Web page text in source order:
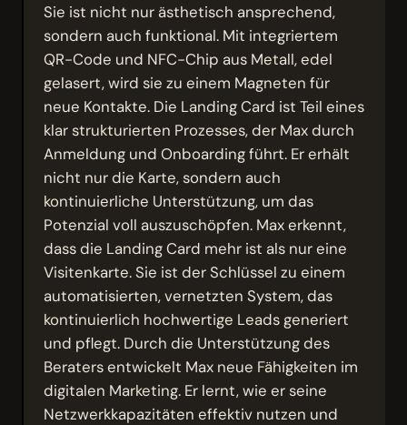
Sie ist nicht nur ästhetisch ansprechend,
sondern auch funktional. Mit integriertem
QR-Code und NFC-Chip aus Metall, edel
gelasert, wird sie zu einem Magneten für
neue Kontakte. Die Landing Card ist Teil eines
klar strukturierten Prozesses, der Max durch
Anmeldung und Onboarding führt. Er erhält
nicht nur die Karte, sondern auch
kontinuierliche Unterstützung, um das
Potenzial voll auszuschöpfen. Max erkennt,
dass die Landing Card mehr ist als nur eine
Visitenkarte. Sie ist der Schlüssel zu einem
automatisierten, vernetzten System, das
kontinuierlich hochwertige Leads generiert
und pflegt. Durch die Unterstützung des
Beraters entwickelt Max neue Fähigkeiten im
digitalen Marketing. Er lernt, wie er seine
Netzwerkkapazitäten effektiv nutzen und